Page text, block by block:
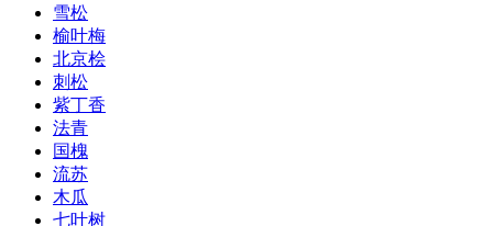
雪松
榆叶梅
北京桧
刺松
紫丁香
法青
国槐
流苏
木瓜
七叶树